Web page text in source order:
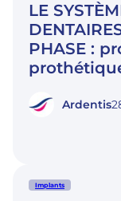
LE
PHASE :
Ardentis
Implants